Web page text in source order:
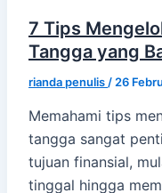
7 Tips
Tangga yang
rianda penulis/26
Memahami tips
tangga sangat
tujuan finansial,
tinggal hingga